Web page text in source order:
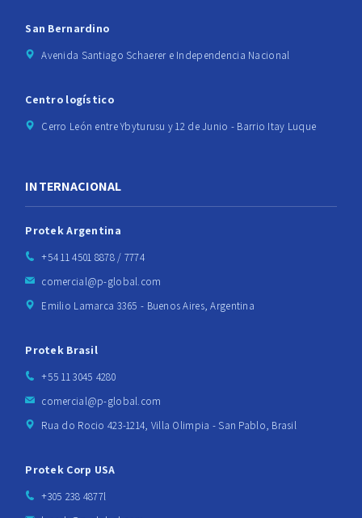
San Bernardino
Avenida Santiago Schaerer e Independencia Nacional
Centro logístico
Cerro León entre Ybyturusu y 12 de Junio - Barrio Itay Luque
INTERNACIONAL
Protek Argentina
+54 11 4501 8878 / 7774
comercial@p-global.com
Emilio Lamarca 3365 - Buenos Aires, Argentina
Protek Brasil
+55 11 3045 4280
comercial@p-global.com
Rua do Rocio 423-1214, Villa Olimpia - San Pablo, Brasil
Protek Corp USA
+305 238 4877l